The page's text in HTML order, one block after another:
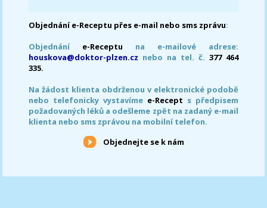
Objednání e-Receptu přes e-mail nebo sms zprávu:
Objednání e-Receptu na e-mailové adrese:
houskova@doktor-plzen.cz nebo na tel. č. 377 464
335.
Na žádost klienta obdrženou v elektronické podobě
nebo telefonicky vystavíme e-Recept s předpisem
požadovaných léků a odešleme zpět na zadaný e-mail
klienta nebo sms zprávou na mobilní telefon.
Objednejte se k nám